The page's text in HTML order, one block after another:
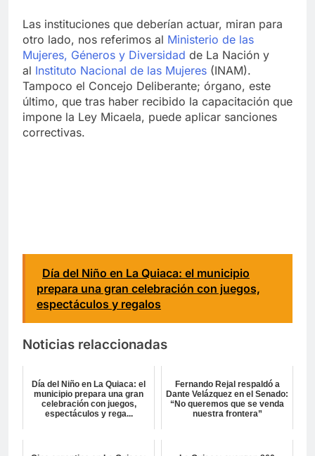
Las instituciones que deberían actuar, miran para
otro lado, nos referimos al Ministerio de las
Mujeres, Géneros y Diversidad de La Nación y
al Instituto Nacional de las Mujeres (INAM).
Tampoco el Concejo Deliberante; órgano, este
último, que tras haber recibido la capacitación que
impone la Ley Micaela, puede aplicar sanciones
correctivas.
Día del Niño en La Quiaca: el municipio
prepara una gran celebración con juegos,
espectáculos y regalos
Noticias relaccionadas
Día del Niño en La Quiaca: el
municipio prepara una gran
celebración con juegos,
espectáculos y rega...
Fernando Rejal respaldó a
Dante Velázquez en el Senado:
“No queremos que se venda
nuestra frontera”